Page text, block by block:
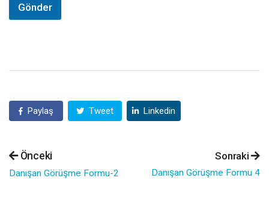
Gönder
Paylaş Tweet Linkedin
Önceki
Danışan Görüşme Formu-2
Sonraki
Danışan Görüşme Formu 4